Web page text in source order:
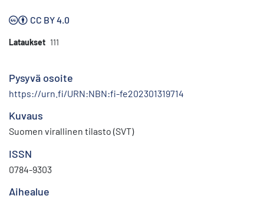
CC BY 4.0
Lataukset 111
Pysyvä osoite
https://urn.fi/URN:NBN:fi-fe202301319714
Kuvaus
Suomen virallinen tilasto (SVT)
ISSN
0784-9303
Aihealue